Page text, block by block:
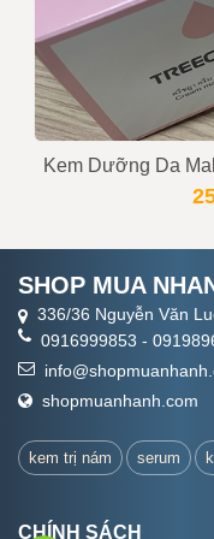
Kem Dưỡng Da
SHOP MUA
336/36 Nguyễn Văn
0916999853 -
shopmuanhanh.com
kem trị nám serum
CHÍNH SÁCH